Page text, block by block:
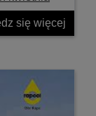
się więcej